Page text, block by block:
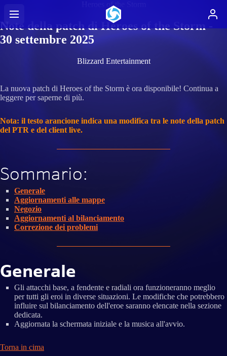
Heroes of the Storm
Note della patch di Heroes of the Storm -
30 settembre 2025
Blizzard Entertainment
La nuova patch di Heroes of the Storm è ora disponibile! Continua a
leggere per saperne di più.
Nota: il testo arancione indica una modifica tra le note della patch
del PTR e del client live.
Sommario:
Generale
Aggiornamenti alle mappe
Negozio
Aggiornamenti al bilanciamento
Correzione dei problemi
Generale
Gli attacchi base, a fendente e radiali ora funzioneranno meglio
per tutti gli eroi in diverse situazioni. Le modifiche che potrebbero
influire sul bilanciamento dell'eroe saranno elencate nella sezione
dedicata.
Aggiornata la schermata iniziale e la musica all'avvio.
Torna in cima